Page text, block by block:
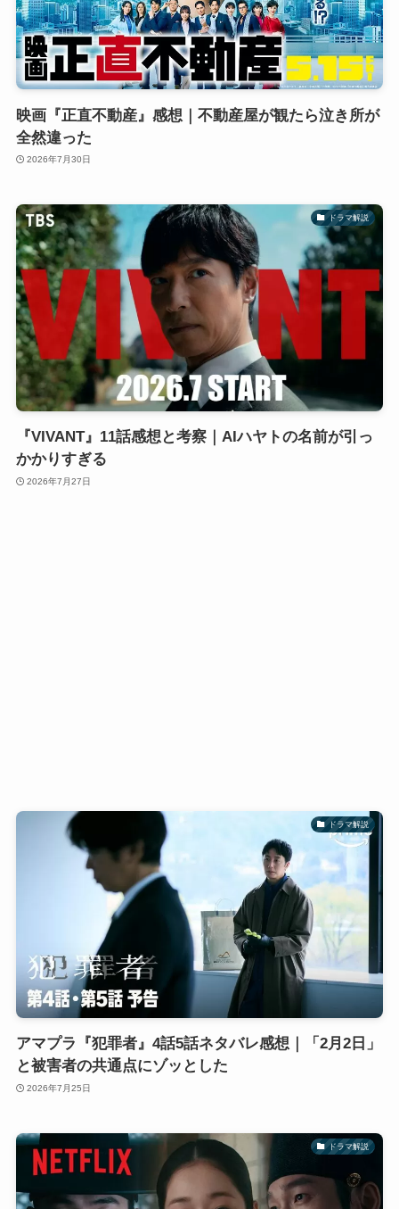
映画『正直不動産』感想｜不動産屋が観たら泣き所が
全然違った
2026年7月30日
ドラマ解説
『VIVANT』11話感想と考察｜AIハヤトの名前が引っ
かかりすぎる
2026年7月27日
ドラマ解説
アマプラ『犯罪者』4話5話ネタバレ感想｜「2月2日」
と被害者の共通点にゾッとした
2026年7月25日
ドラマ解説